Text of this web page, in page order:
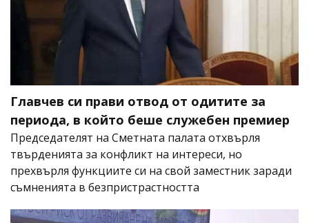
Главчев си прави отвод от одитите за
периода, в който беше служебен премиер
Председателят на Сметната палата отхвърля
твърденията за конфликт на интереси, но
прехвърля функциите си на свой заместник заради
съмненията в безпристрастността